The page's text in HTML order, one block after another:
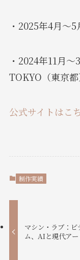
・2025年4月〜
・2024年11月
TOKYO（東京都
公式サイトはこ
制作実績
マシン・ラブ：ビ
ム、AIと現代アー